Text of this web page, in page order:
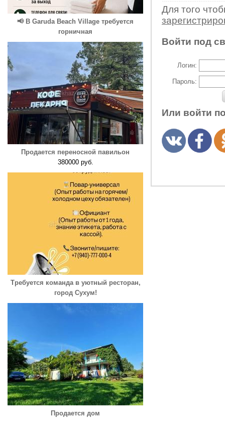
📢 В Garuda Beach Village требуется
горничная
Продается переносной павильон
380000 руб.
Требуется команда в уютный ресторан,
город Сухум!
Продается дом
Для того
Войти под
Логин:
Пароль:
Или войти